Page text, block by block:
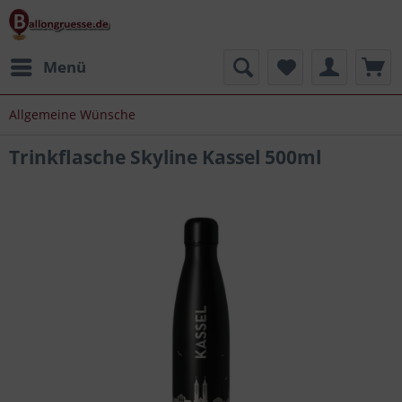
Menü
Allgemeine Wünsche
Trinkflasche Skyline Kassel 500ml